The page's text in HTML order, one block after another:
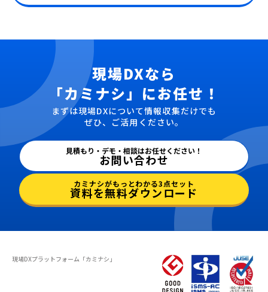
現場DXなら
「カミナシ」にお任せ！
まずは現場DXについて情報収集だけでも
ぜひ、ご活用ください。
見積もり・デモ・相談はお任せください！
お問い合わせ
カミナシがもっとわかる3点セット
資料を無料ダウンロード
現場DXプラットフォーム 「カミナシ」